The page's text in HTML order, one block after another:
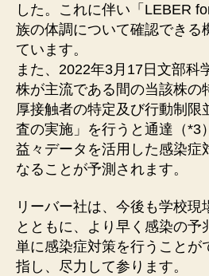
した。これに伴い「LEBER
族の体調について確認できる
ています。
また、2022年3⽉17⽇⽂部科
株が主流である間の当該株の
厚接触者の特定及び⾏動制限
査の実施」を⾏うと通達（*3
益々データを活⽤した感染症
なることが予測されます。
リーバー社は、今後も学校現
とともに、より早く感染の予
単に感染症対策を⾏うことが
指し、尽⼒して参ります。